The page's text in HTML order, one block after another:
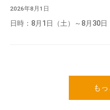
2026年8月1日
日時：8月1日（土）～8月30
も